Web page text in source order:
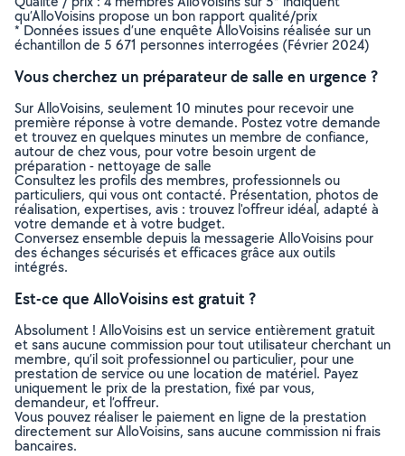
qu’AlloVoisins propose un bon rapport qualité/prix
* Données issues d’une enquête AlloVoisins réalisée sur un
échantillon de 5 671 personnes interrogées (Février 2024)
Vous cherchez un préparateur de salle en urgence ?
Sur AlloVoisins, seulement 10 minutes pour recevoir une
première réponse à votre demande. Postez votre demande
et trouvez en quelques minutes un membre de confiance,
autour de chez vous, pour votre besoin urgent de
préparation - nettoyage de salle
Consultez les profils des membres, professionnels ou
particuliers, qui vous ont contacté. Présentation, photos de
réalisation, expertises, avis : trouvez l'offreur idéal, adapté à
votre demande et à votre budget.
Conversez ensemble depuis la messagerie AlloVoisins pour
des échanges sécurisés et efficaces grâce aux outils
intégrés.
Est-ce que AlloVoisins est gratuit ?
Absolument ! AlloVoisins est un service entièrement gratuit
et sans aucune commission pour tout utilisateur cherchant un
membre, qu’il soit professionnel ou particulier, pour une
prestation de service ou une location de matériel. Payez
uniquement le prix de la prestation, fixé par vous,
demandeur, et l’offreur.
Vous pouvez réaliser le paiement en ligne de la prestation
directement sur AlloVoisins, sans aucune commission ni frais
bancaires.